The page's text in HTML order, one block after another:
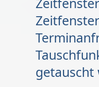
getauscht